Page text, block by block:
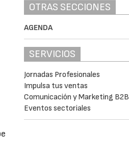
OTRAS SECCIONES
AGENDA
SERVICIOS
Jornadas Profesionales
Impulsa tus ventas
Comunicación y Marketing B2B
Eventos sectoriales